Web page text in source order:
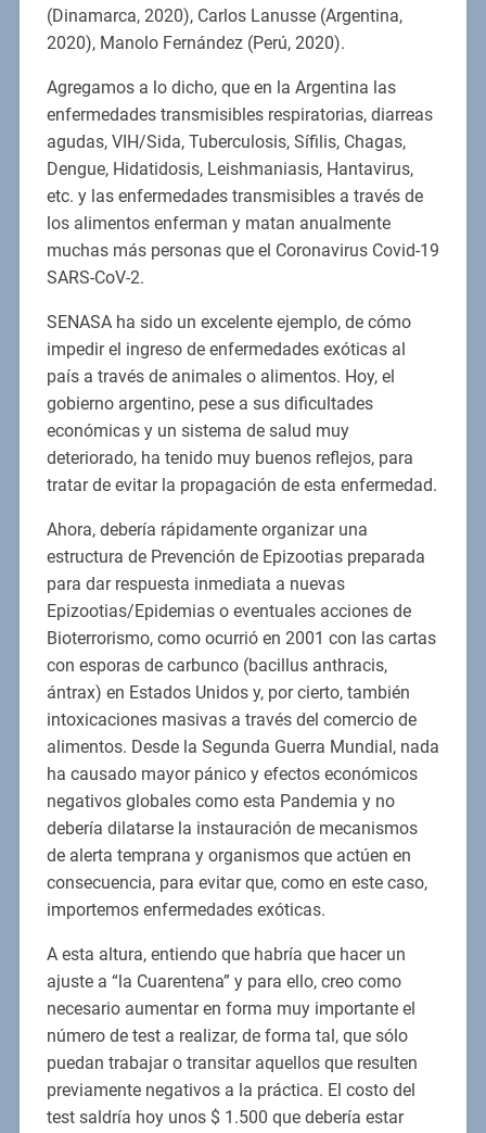
(Dinamarca, 2020), Carlos Lanusse (Argentina,
2020), Manolo Fernández (Perú, 2020).
Agregamos a lo dicho, que en la Argentina las
enfermedades transmisibles respiratorias, diarreas
agudas, VIH/Sida, Tuberculosis, Sífilis, Chagas,
Dengue, Hidatidosis, Leishmaniasis, Hantavirus,
etc. y las enfermedades transmisibles a través de
los alimentos enferman y matan anualmente
muchas más personas que el Coronavirus Covid-19
SARS-CoV-2.
SENASA ha sido un excelente ejemplo, de cómo
impedir el ingreso de enfermedades exóticas al
país a través de animales o alimentos. Hoy, el
gobierno argentino, pese a sus dificultades
económicas y un sistema de salud muy
deteriorado, ha tenido muy buenos reflejos, para
tratar de evitar la propagación de esta enfermedad.
Ahora, debería rápidamente organizar una
estructura de Prevención de Epizootias preparada
para dar respuesta inmediata a nuevas
Epizootias/Epidemias o eventuales acciones de
Bioterrorismo, como ocurrió en 2001 con las cartas
con esporas de carbunco (bacillus anthracis,
ántrax) en Estados Unidos y, por cierto, también
intoxicaciones masivas a través del comercio de
alimentos. Desde la Segunda Guerra Mundial, nada
ha causado mayor pánico y efectos económicos
negativos globales como esta Pandemia y no
debería dilatarse la instauración de mecanismos
de alerta temprana y organismos que actúen en
consecuencia, para evitar que, como en este caso,
importemos enfermedades exóticas.
A esta altura, entiendo que habría que hacer un
ajuste a “la Cuarentena” y para ello, creo como
necesario aumentar en forma muy importante el
número de test a realizar, de forma tal, que sólo
puedan trabajar o transitar aquellos que resulten
previamente negativos a la práctica. El costo del
test saldría hoy unos $ 1.500 que debería estar